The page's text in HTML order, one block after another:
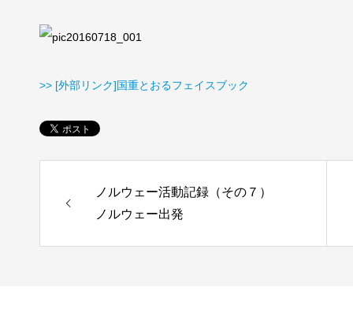
>> [外部リンク]国重とおるフェイスブック
ノルウェー活動記録（その７）
ノルウェー出発